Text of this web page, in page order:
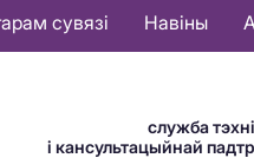
сувязі Навіны
служба
і кансультацыйнай